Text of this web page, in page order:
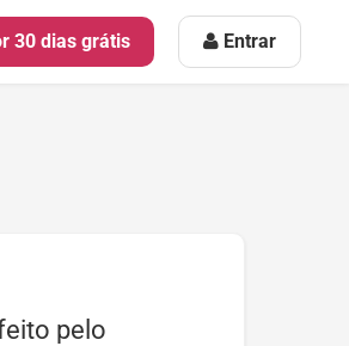
30 dias grátis Entrar
pelo